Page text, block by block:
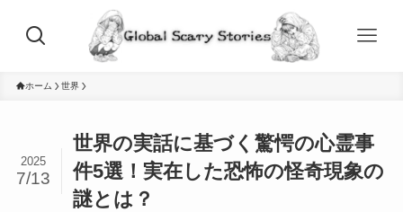
ホーム 世界
世界の実話に基づく驚愕の心霊事
件5選！実在した恐怖の怪奇現象の
謎とは？
2025
7/13